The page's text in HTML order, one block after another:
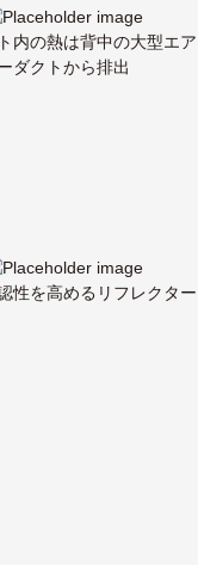
内の熱は背中の大型エア
ダクトから排出
性を高めるリフレクター